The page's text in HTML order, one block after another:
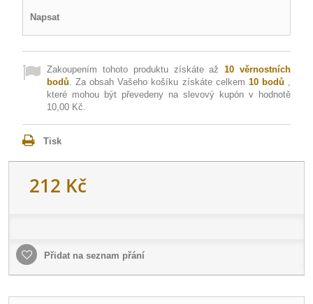
Napsat
Zakoupením tohoto produktu získáte až10 věrnostních
bodů. Za obsah Vašeho košíku získáte celkem 10bodů ,
které mohou být převedeny na slevový kupón v hodnotě
10,00 Kč.
Tisk
212 Kč
Přidat na seznam přání